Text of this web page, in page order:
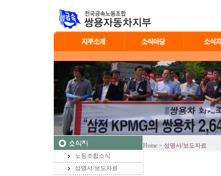
노동조합소식
성명서/보도자료
Home > 성명서/보도자료